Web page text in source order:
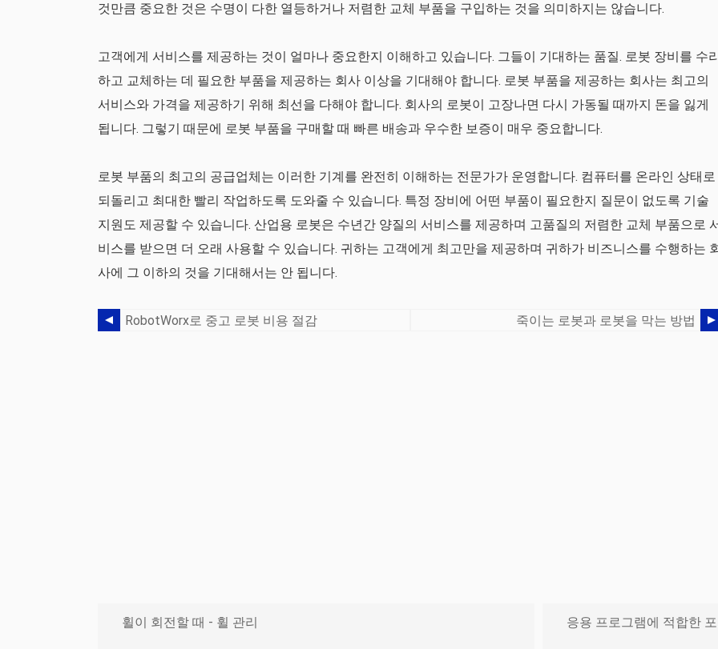
것만큼 중요한 것은 수명이 다한 열등하거나 저렴한 교체 부품을 구입하는 것을 의미하지는 않습니다.
고객에게 서비스를 제공하는 것이 얼마나 중요한지 이해하고 있습니다. 그들이 기대하는 품질. 로봇 장비를 수
하고 교체하는 데 필요한 부품을 제공하는 회사 이상을 기대해야 합니다. 로봇 부품을 제공하는 회사는 최고의
서비스와 가격을 제공하기 위해 최선을 다해야 합니다. 회사의 로봇이 고장나면 다시 가동될 때까지 돈을 잃게
됩니다. 그렇기 때문에 로봇 부품을 구매할 때 빠른 배송과 우수한 보증이 매우 중요합니다.
로봇 부품의 최고의 공급업체는 이러한 기계를 완전히 이해하는 전문가가 운영합니다. 컴퓨터를 온라인 상태로
되돌리고 최대한 빨리 작업하도록 도와줄 수 있습니다. 특정 장비에 어떤 부품이 필요한지 질문이 없도록 기술
지원도 제공할 수 있습니다. 산업용 로봇은 수년간 양질의 서비스를 제공하며 고품질의 저렴한 교체 부품으로
비스를 받으면 더 오래 사용할 수 있습니다. 귀하는 고객에게 최고만을 제공하며 귀하가 비즈니스를 수행하는
사에 그 이하의 것을 기대해서는 안 됩니다.
RobotWorx로 중고 로봇 비용 절감 죽이는 로봇과 로봇을 막는 방법
휠이 회전할 때 - 휠 관리 응용 프로그램에 적합한